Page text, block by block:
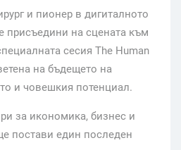
и пионер в дигиталното
присъедини на сцената към
сесия The Human
на бъдещето на
и човешкия потенциал.
за икономика, бизнес и
постави един последен